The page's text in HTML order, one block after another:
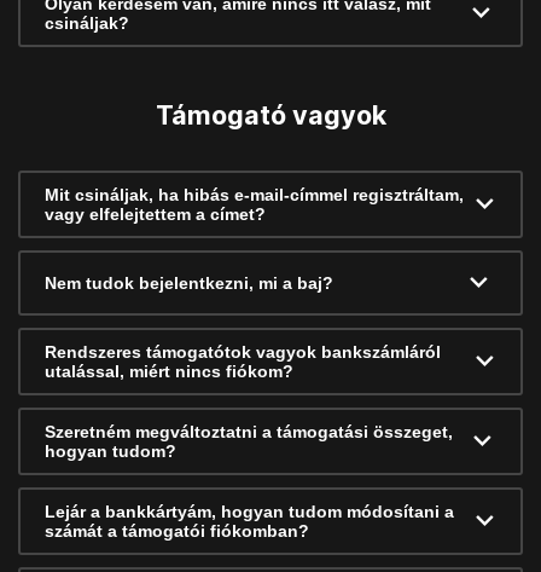
csináljak?
Támogató vagyok
Mit csináljak, ha hibás e-mail-címmel regisztráltam,
vagy elfelejtettem a címet?
Nem tudok bejelentkezni, mi a baj?
Rendszeres támogatótok vagyok bankszámláról
utalással, miért nincs fiókom?
Szeretném megváltoztatni a támogatási összeget,
hogyan tudom?
Lejár a bankkártyám, hogyan tudom módosítani a
számát a támogatói fiókomban?